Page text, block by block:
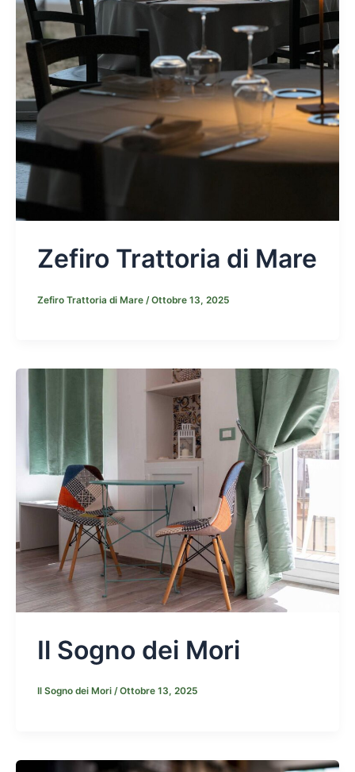
Zefiro Trattoria di Mare
Zefiro Trattoria di Mare /Ottobre 13, 2025
Il Sogno dei Mori
Il Sogno dei Mori /Ottobre 13, 2025